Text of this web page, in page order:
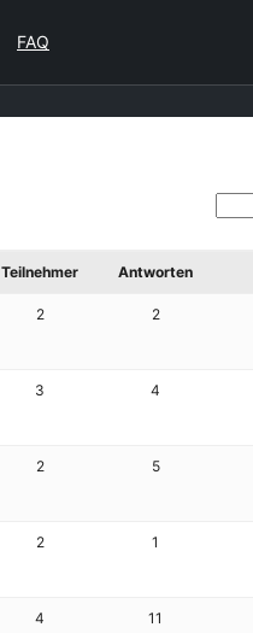
FAQ
Teilnehmer Antworten
2 2
3 4
2 5
2 1
4 11